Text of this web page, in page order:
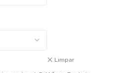
Limpar